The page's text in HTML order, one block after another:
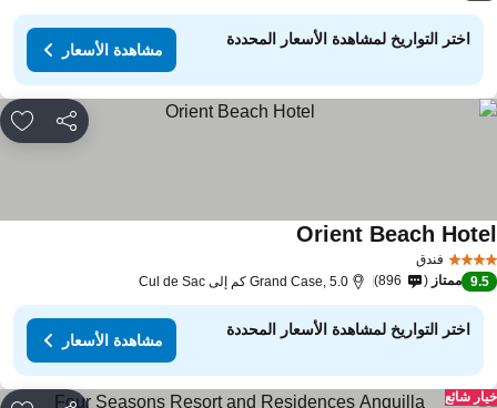
اختر التواريخ لمشاهدة الأسعار المحددة
مشاهدة الأسعار
مشاركة
فندق
Orient Beach
9.5 ممتاز 896 Grand Case, 5.0 كم إلى Cul de Sac
اختر التواريخ لمشاهدة الأسعار المحددة
مشاهدة الأسعار
شائع